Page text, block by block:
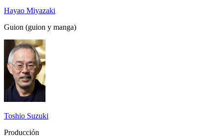
Hayao Miyazaki
Guion (guion y manga)
Toshio Suzuki
Producción